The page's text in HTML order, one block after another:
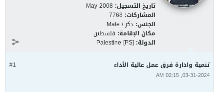
تاريخ التسجيل: May 2008
المشاركات: 7768
الجنس: ذكر / Male
مكان الإقامة: فلسطين
الدولة: Palestine [PS]
#1 تنمية وادارة فرق عمل عالية الأداء
03-31-2024, 02:15 AM